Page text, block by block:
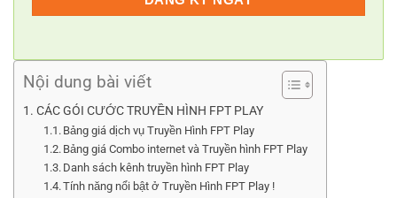
Nội dung bài viết
CÁC GÓI CƯỚC TRUYỀN HÌNH FPT PLAY
Bảng giá dịch vụ Truyền Hình FPT Play
Bảng giá Combo internet và Truyền hình FPT Play
Danh sách kênh truyền hình FPT Play
Tính năng nổi bật ở Truyền Hình FPT Play !